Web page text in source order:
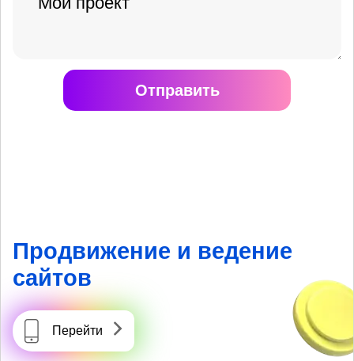
Отправить
Продвижение и ведение
сайтов
Перейти